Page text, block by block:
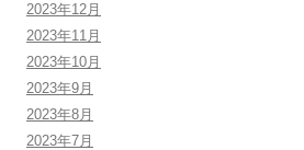
2023年12月
2023年11月
2023年10月
2023年9月
2023年8月
2023年7月